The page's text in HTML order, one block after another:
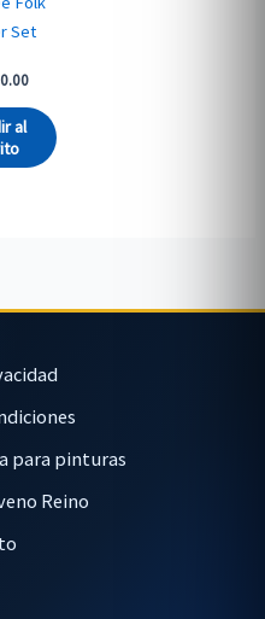
Set
al
para pinturas
Reino